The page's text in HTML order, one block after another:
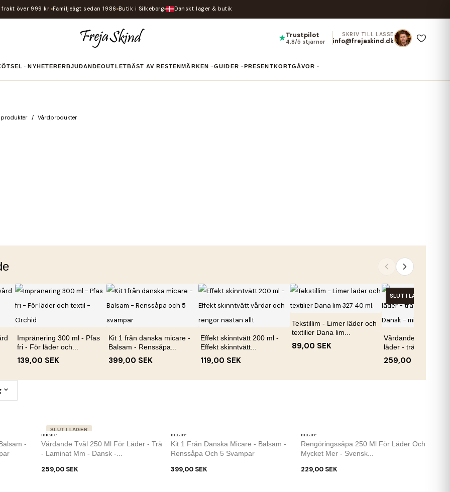
frakt över 999 kr. Familjeägt sedan 1986 Butik i Silkeborg Danskt lager & butik
★Trustpilot
4.8/5 stjärnor
SKRIV TILL LASSE
info@frejaskind.dk
NYHETER ERBJUDANDE OUTLET BÄST AV RESTEN MÄRKEN GUIDER PRESENTKORT GÅVOR
Vårdprodukter
Impränering 300 ml - Pfas
fri - För läder och...
139,00 SEK
Kit 1 från danska micare -
Balsam - Renssåpa...
399,00 SEK
Effekt skinntvätt 200 ml -
Effekt skinntvätt...
119,00 SEK
Tekstillim - Limer läder och
textilier Dana lim...
89,00 SEK
SLUT I LAGER
Vårdande tvål 250
läder - trä - laminat...
259,00 SEK
-
micare
Vårdande Tvål 250 Ml För Läder - Trä
- Laminat Mm - Dansk -...
259,00 SEK
SLUT I LAGER
micare
Kit 1 Från Danska Micare - Balsam -
Renssåpa Och 5 Svampar
399,00 SEK
micare
Rengöringssåpa 250 Ml För Läder Och
Mycket Mer - Svensk...
229,00 SEK